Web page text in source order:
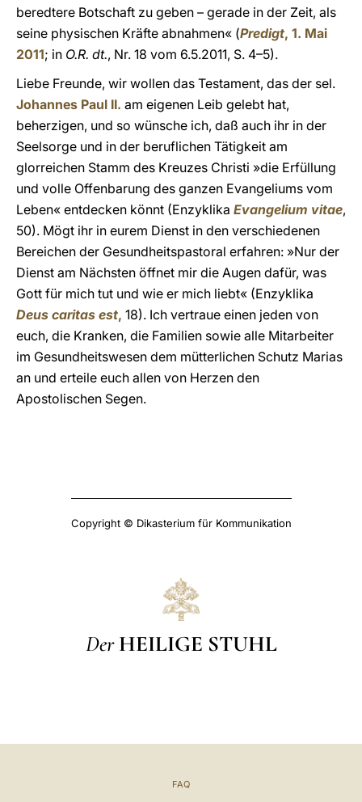
beredtere Botschaft zu geben – gerade in der Zeit, als
seine physischen Kräfte abnahmen« (Predigt, 1. Mai
2011; in O.R. dt., Nr. 18 vom 6.5.2011, S. 4–5).
Liebe Freunde, wir wollen das Testament, das der sel.
Johannes Paul II. am eigenen Leib gelebt hat,
beherzigen, und so wünsche ich, daß auch ihr in der
Seelsorge und in der beruflichen Tätigkeit am
glorreichen Stamm des Kreuzes Christi »die Erfüllung
und volle Offenbarung des ganzen Evangeliums vom
Leben« entdecken könnt (Enzyklika Evangelium vitae,
50). Mögt ihr in eurem Dienst in den verschiedenen
Bereichen der Gesundheitspastoral erfahren: »Nur der
Dienst am Nächsten öffnet mir die Augen dafür, was
Gott für mich tut und wie er mich liebt« (Enzyklika
Deus caritas est, 18). Ich vertraue einen jeden von
euch, die Kranken, die Familien sowie alle Mitarbeiter
im Gesundheitswesen dem mütterlichen Schutz Marias
an und erteile euch allen von Herzen den
Apostolischen Segen.
Copyright © Dikasterium für Kommunikation
Der HEILIGE STUHL
FAQ